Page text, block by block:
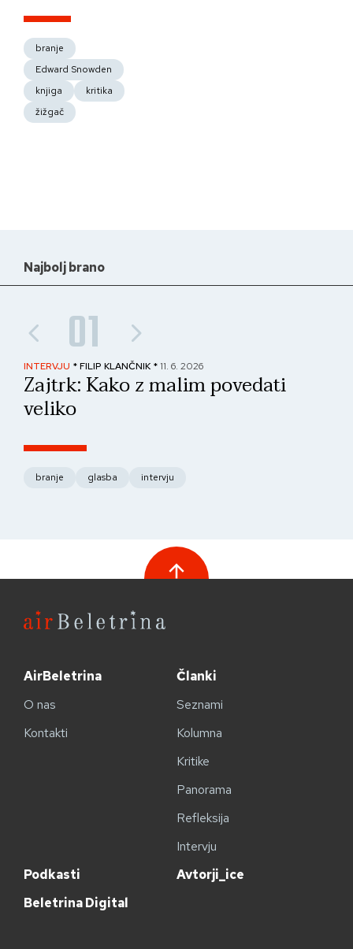
branje
Edward Snowden
knjiga
kritika
žižgač
Najbolj brano
01
INTERVJU * FILIP KLANČNIK * 11. 6. 2026
Zajtrk: Kako z malim povedati
veliko
branje glasba intervju
AirBeletrina
O nas
Kontakti
Članki
Seznami
Kolumna
Kritike
Panorama
Refleksija
Intervju
Podkasti
Avtorji_ice
Beletrina Digital